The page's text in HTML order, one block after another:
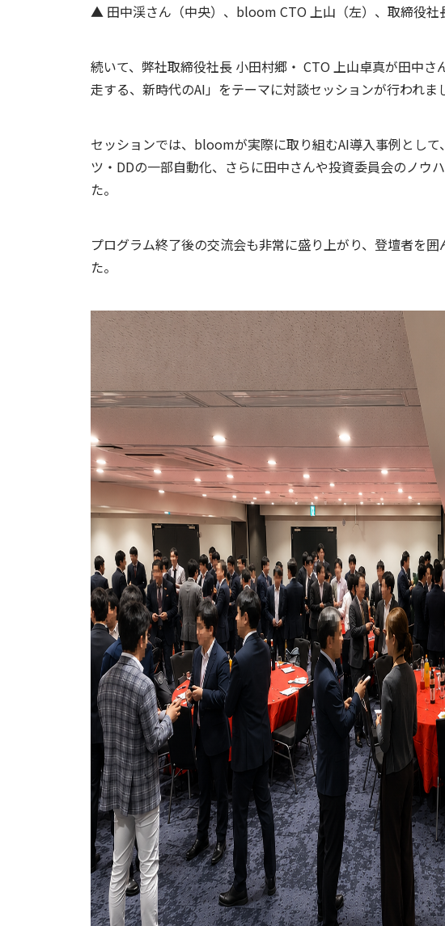
▲ 田中渓さん（中央）、bloom CTO 上山（左）、取締役社
続いて、弊社取締役社長 小田村郷・ CTO 上山卓真が田中
走する、新時代のAI」をテーマに対談セッションが行われま
セッションでは、bloomが実際に取り組むAI導入事例とし
ツ・DDの一部自動化、さらに田中さんや投資委員会のノウ
た。
プログラム終了後の交流会も非常に盛り上がり、登壇者を
た。